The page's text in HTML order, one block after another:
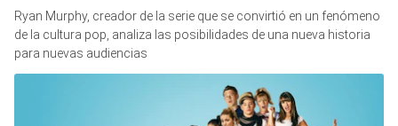
Ryan Murphy, creador de la serie que se convirtió en un fenómeno
de la cultura pop, analiza las posibilidades de una nueva historia
para nuevas audiencias